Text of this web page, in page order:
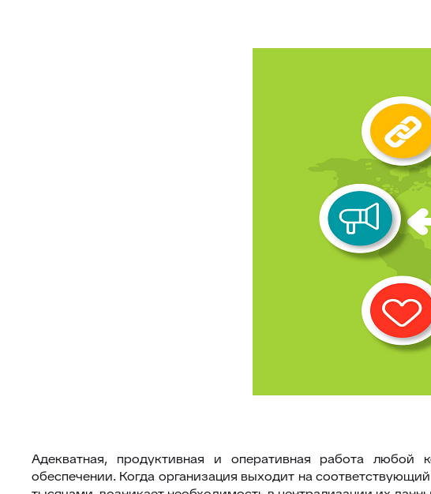
Адекватная, продуктивная и оперативная работа
обеспечении. Когда организация выходит на